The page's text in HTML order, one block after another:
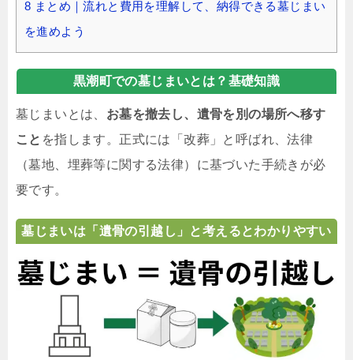
8 まとめ｜流れと費用を理解して、納得できる墓じまい
を進めよう
黒潮町での墓じまいとは？基礎知識
墓じまいとは、 お墓を撤去し、遺骨を別の場所へ移す
こと を指します。正式には「改葬」と呼ばれ、法律
（墓地、埋葬等に関する法律）に基づいた手続きが必
要です。
墓じまいは「遺骨の引越し」と考えるとわかりやすい